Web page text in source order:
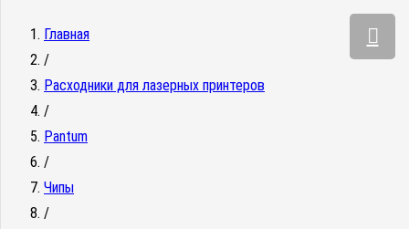
Главная
/
Расходники для лазерных принтеров
/
Pantum
/
Чипы
/